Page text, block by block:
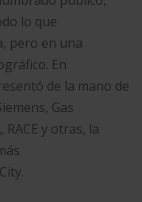
lo que
pero en una
En
de la mano de
Gas
y otras, la